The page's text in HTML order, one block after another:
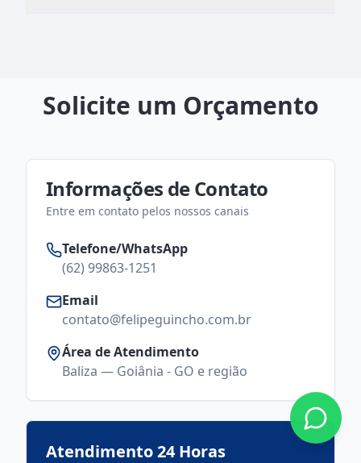
Solicite um Orçamento
Informações de Contato
Entre em contato pelos nossos canais
Telefone/WhatsApp
(62) 99863-1251
Email
contato@felipeguincho.com.br
Área de Atendimento
Baliza — Goiânia - GO e região
Atendimento 24 Horas